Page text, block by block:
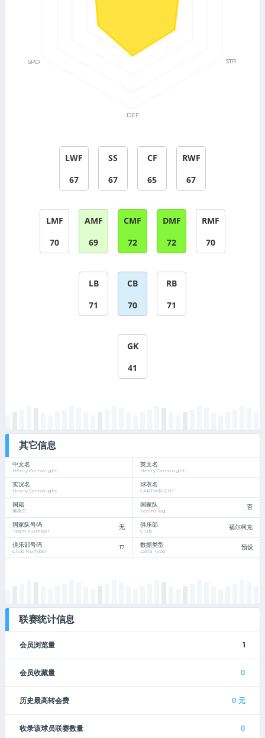
LWF
67
SS
67
CF
65
RWF
67
LMF
70
AMF
69
CMF
72
DMF
72
RMF
70
LB
71
CB
70
RB
71
GK
41
其它信息
中文名
Henry Cartwright
英文名
Henry Cartwright
实况名
Henry Cartwright
球衣名
CARTWRIGHT
国籍
英格兰
国家队
TeamFlag 否
国家队号码
Team Number 无 俱乐部
Club 福尔柯克
俱乐部号码
Club Number 17 数据类型
Data Type 预设
联赛统计信息
会员浏览量 1
会员收藏量 0
历史最高转会费 0 元
收录该球员联赛数量 0